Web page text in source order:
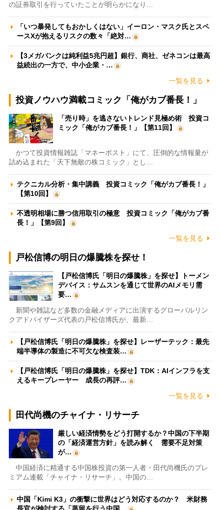
の証券取引を行っていたことが明らかになり…
「いつ暴発してもおかしくはない」イーロン・マスク氏とスペ
ースXが抱えるリスクの数々「絶対…
【3メガバンクは純利益5兆円超】銀行、商社、ゼネコンは最高
益続出の一方で、中小企業・…
一覧を見る
投資ノウハウ満載コミック「俺がカブ番長！」
「売り時」を逃さないトレンド見極め術 投資コ
ミック「俺がカブ番長！」【第11回】
かつて投資情報雑誌「マネーポスト」にて、圧倒的な情報量が
詰め込まれた「天下無敵の株コミック」とし…
テクニカル分析・集中講義 投資コミック「俺がカブ番長！」
【第10回】
不透明相場に勝つ信用取引の極意 投資コミック「俺がカブ番
長！」【第9回】
一覧を見る
戸松信博の明日の爆騰株を探せ！
【戸松信博氏「明日の爆騰株」を探せ】トーメン
デバイス：サムスンを通じて世界のAIメモリ需
要…
新聞や雑誌など多数の金融メディアに出演するグローバルリン
クアドバイザーズ代表の戸松信博氏が、最新…
【戸松信博氏「明日の爆騰株」を探せ】レーザーテック：最先
端半導体の製造に不可欠な検査装…
【戸松信博氏「明日の爆騰株」を探せ】TDK：AIインフラを支
えるキープレーヤー 成長の再評…
一覧を見る
田代尚機のチャイナ・リサーチ
厳しい経済情勢をどう打開するか？中国の下半期
の「経済運営方針」を読み解く 需要不足対策
が…
中国経済に精通する中国株投資の第一人者・田代尚機氏のプレ
ミアム連載「チャイナ・リサーチ」。中国の…
中国「Kimi K3」の衝撃に世界はどう対応するのか？ 米財務